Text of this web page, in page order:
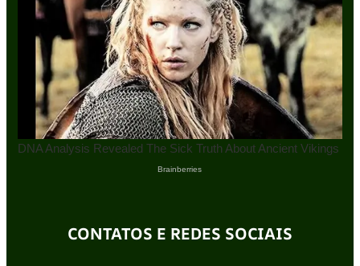
CONTATOS E REDES SOCIAIS